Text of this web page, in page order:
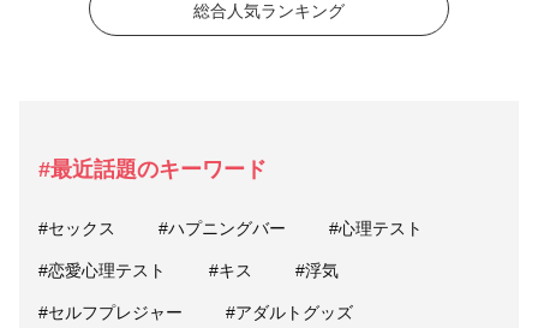
総合人気ランキング
#最近話題のキーワード
#セックス #ハプニングバー #心理テスト
#恋愛心理テスト #キス #浮気
#セルフプレジャー #アダルトグッズ